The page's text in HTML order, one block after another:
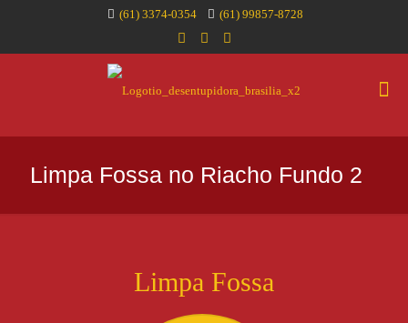
(61) 3374-0354 (61) 99857-8728
Limpa Fossa no Riacho Fundo 2
Limpa Fossa